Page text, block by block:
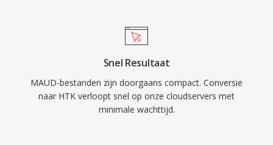
Snel Resultaat
MAUD-bestanden zijn doorgaans compact. Conversie
naar HTK verloopt snel op onze cloudservers met
minimale wachttijd.